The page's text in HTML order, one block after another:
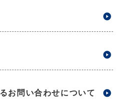
お問い合わせについて